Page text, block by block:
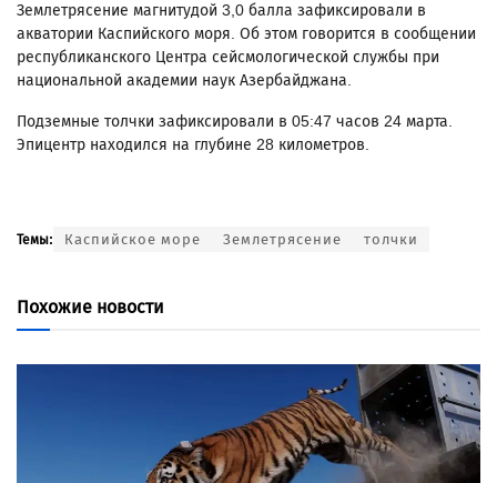
Землетрясение магнитудой 3,0 балла зафиксировали в
акватории Каспийского моря. Об этом говорится в сообщении
республиканского Центра сейсмологической службы при
национальной академии наук Азербайджана.
Подземные толчки зафиксировали в 05:47 часов 24 марта.
Эпицентр находился на глубине 28 километров.
Темы: Каспийское море Землетрясение толчки
Похожие новости